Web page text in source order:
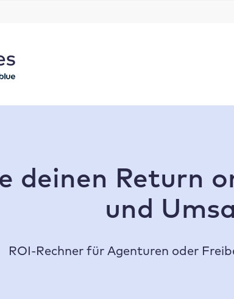
deinen Return
und
ROI-Rechner für Agenturen oder